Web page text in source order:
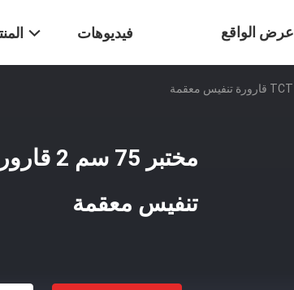
فيديوهات عرض الواقع
الافتراضي
تنفيس معقمة